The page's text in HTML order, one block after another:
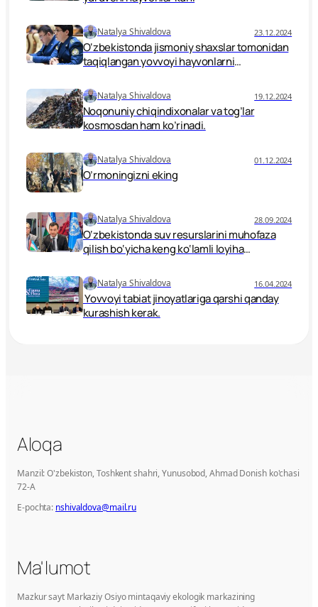
Natalya Shivaldova 23.12.2024
O‘zbekistonda jismoniy shaxslar tomonidan
taqiqlangan yovvoyi hayvonlarni
kuchaytirilmoqda.
Natalya Shivaldova 19.12.2024
Noqonuniy chiqindixonalar va tog’lar
kosmosdan ham ko’rinadi.
Natalya Shivaldova 01.12.2024
O’rmoningizni eking
Natalya Shivaldova 28.09.2024
O‘zbekistonda suv resurslarini muhofaza
qilish bo‘yicha keng ko‘lamli loyiha
Natalya Shivaldova 16.04.2024
Yovvoyi tabiat jinoyatlariga qarshi qanday
kurashish kerak.
Aloqa
Manzil: O'zbekiston, Toshkent shahri, Yunusobod, Ahmad Donish ko'chasi
72-A
E-pochta: nshivaldova@mail.ru
Ma'lumot
Mazkur sayt Markaziy Osiyo mintaqaviy ekologik markazining